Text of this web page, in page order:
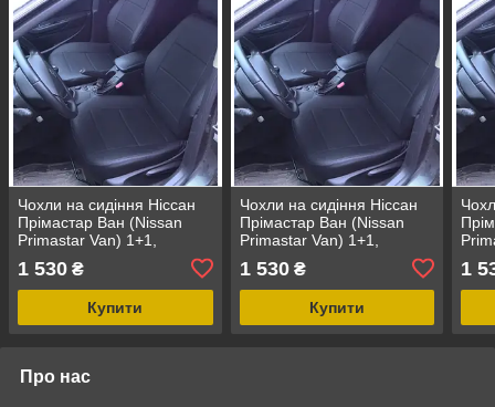
Чохли на сидіння Ніссан
Прімастар Ван (Nissan
Primastar Van) 1+1,
універсальні авточохли з
екошкіри в Україні
1 530 ₴
Купити
Чохли на сидіння Ніссан
Прімастар Ван (Nissan
Primastar Van) 1+1,
універсальні авточохли з
екошкіри в Україні
1 530₴
Купити
1
Про нас